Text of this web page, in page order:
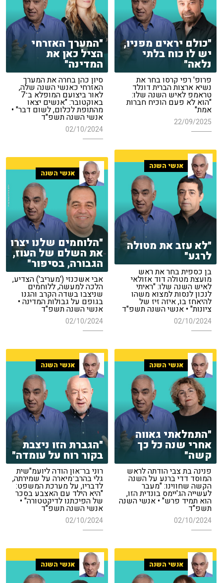
"כולם יראים מפניו,
יש לו כוח בלתי
נלאה"
פרופ' רפי קרסו בחר את
נשיא ארצות הברית דונלד
טראמפ לאיש השנה שלו:
"הוא לא פעם הוכיח חברות
אמת"
22/09/2025
"המערך האזרחי
הציל כאן את
המדינה"
סיון כהן בחרה את המערך
האזרחי כאנשי השנה שלה,
לאור ביצועם המופלא ב־7
באוקטובר: "אנשים יצאו
מהתופת לכלום, לשום דבר" •
אנשי השנה תשפ"ד
02/10/2024
אנשי השנה
"לא עזב את מטולה
לרגע"
בן כספית בחר את ראש
מועצת מטולה דוד אזולאי
לאיש השנה שלו: "ראיתי
לנכון לנסות למצוא משהו
להיאחז בו, איזה זיז של
ציונות" • אנשי השנה תשפ"ד
02/10/2024
אנשי השנה
"הלוחמים שלנו יצרו
את השלם של העוז,
הגבורה, בסיפור"
אבי אשכנזי ('מעריב') הצדיע,
הלכה למעשה, ללוחמים
שניצבו בשדה הקרב והגנו
בגופם על גבולות המדינה •
אנשי השנה תשפ"ד
02/10/2024
אנשי השנה
"התמלאתי גאווה
אחרי שנה כל כך
קשה"
פנינה בת צבי הודתה לראש
המוסד דדי ברנע על השנה
הקשה שחווינו: "מעבר
לעשייה הג'יימס בונדית הזו,
הוא תמיד פרש" • אנשי השנה
תשפ"ד
02/10/2024
אנשי השנה
"הגברת הזו ניצבת
בקור רוח על עומדה"
רוני בר־און הודה ליועמ"שית
גלי בהרב־מיארה על שמירתה,
לדבריו, על מערכת המשפט:
"היא הילד עם האצבע בסכר
של הפיכתנו לדיקטטורה" •
אנשי השנה תשפ"ד
02/10/2024
אנשי השנה אנשי השנה